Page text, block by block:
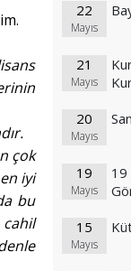
çok
iyi
bu
22
Mayıs
21
Mayıs
20
Mayıs
19
Mayıs
19
15
Mayıs